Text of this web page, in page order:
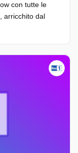
con tutte le
arricchito dal